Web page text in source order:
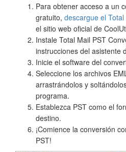
Para obtener acceso a un
gratuito, descargue el
el sitio web oficial de
Instale Total Mail PST
instrucciones del asistente
Inicie el software del
Seleccione los archivos
arrastrándolos y
programa.
Establezca PST como el
destino.
¡Comience la conversión
PST!